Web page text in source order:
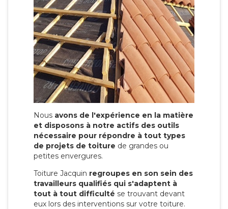
Nous avons de l'expérience en la matière
et disposons à notre actifs des outils
nécessaire pour répondre à tout types
de projets de toiture de grandes ou
petites envergures.
Toiture Jacquin regroupes en son sein des
travailleurs qualifiés qui s'adaptent à
tout à tout difficulté se trouvant devant
eux lors des interventions sur votre toiture.